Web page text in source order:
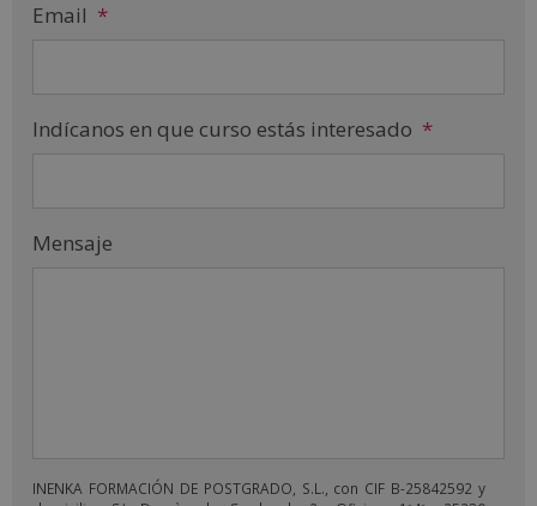
Email *
Indícanos en que curso estás interesado *
Mensaje
INENKA FORMACIÓN DE POSTGRADO, S.L., con CIF B-25842592 y